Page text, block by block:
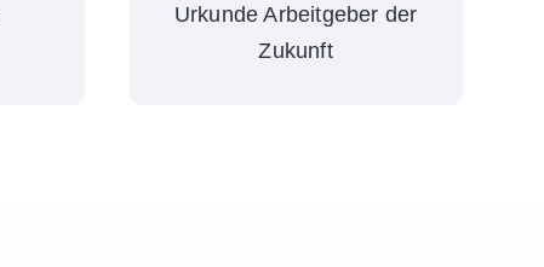
Urkunde Arbeitgeber der
Zukunft